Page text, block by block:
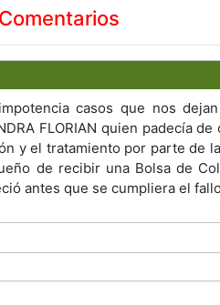
casos que nos
FLORIAN quien padecía
y el tratamiento por parte de
de recibir una Bolsa de
antes que se cumpliera el